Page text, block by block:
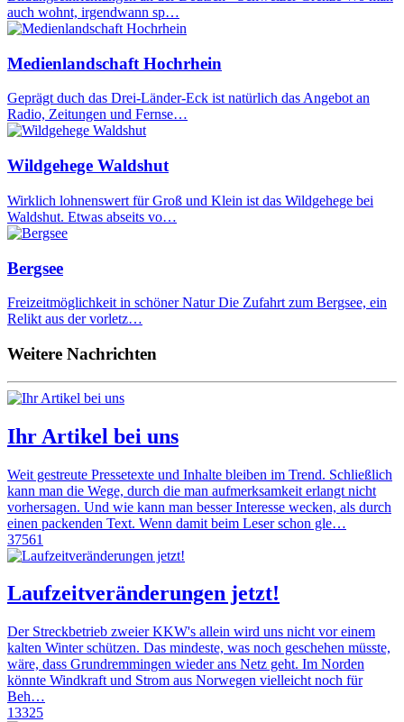
auch wohnt, irgendwann sp…
Medienlandschaft Hochrhein
Geprägt duch das Drei-Länder-Eck ist natürlich das Angebot an
Radio, Zeitungen und Fernse…
Wildgehege Waldshut
Wirklich lohnenswert für Groß und Klein ist das Wildgehege bei
Waldshut. Etwas abseits vo…
Bergsee
Freizeitmöglichkeit in schöner Natur Die Zufahrt zum Bergsee, ein
Relikt aus der vorletz…
Weitere Nachrichten
Ihr Artikel bei uns
Weit gestreute Pressetexte und Inhalte bleiben im Trend. Schließlich
kann man die Wege, durch die man aufmerksamkeit erlangt nicht
vorhersagen. Und wie kann man besser Interesse wecken, als durch
einen packenden Text. Wenn damit beim Leser schon gle…
37561
Laufzeitveränderungen jetzt!
Der Streckbetrieb zweier KKW's allein wird uns nicht vor einem
kalten Winter schützen. Das mindeste, was noch geschehen müsste,
wäre, dass Grundremmingen wieder ans Netz geht. Im Norden
könnte Windkraft und Strom aus Norwegen vielleicht noch für
Beh…
13325